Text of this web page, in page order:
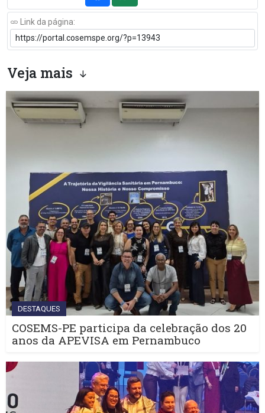
Link da página:
Veja mais
DESTAQUES
COSEMS-PE participa da celebração dos 20
anos da APEVISA em Pernambuco